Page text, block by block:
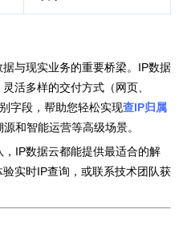
与现实业务的重要桥梁。IP数据
活多样的交付方式（网页、
字段，帮助您轻松实现查IP归属
和智能运营等高级场景。
IP数据云都能提供最适合的解
验实时IP查询，或联系技术团队获